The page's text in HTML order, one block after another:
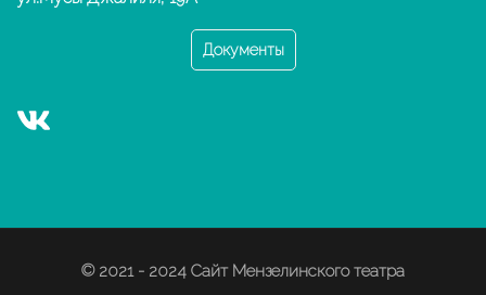
Документы
© 2021 - 2024 Сайт Мензелинского театра